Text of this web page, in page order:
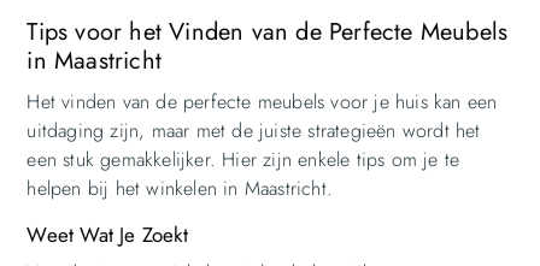
Tips voor het Vinden van de Perfecte Meubels
in Maastricht
Het vinden van de perfecte meubels voor je huis kan een
uitdaging zijn, maar met de juiste strategieën wordt het
een stuk gemakkelijker. Hier zijn enkele tips om je te
helpen bij het winkelen in Maastricht.
Weet Wat Je Zoekt